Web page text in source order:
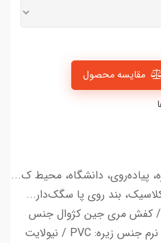
مقایسه محصول
پیاده‌روی، دانشگاه، محیط ک...
بند روی پا سگک‌دار...
کفش مری جین کژوال جنس
رویه: چرم مصنوعی درجه یک و نرم جنس زیره: PVC / نیولایت